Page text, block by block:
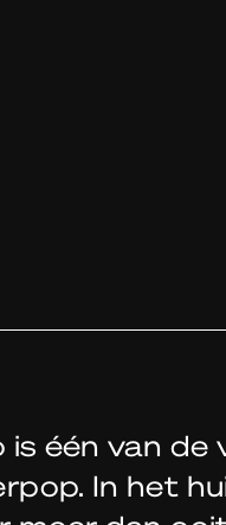
één van de
In het